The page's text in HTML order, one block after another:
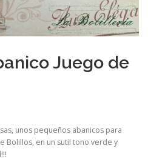
Juego de
unos pequeños abanicos para
Bolillos, en un sutil tono verde y